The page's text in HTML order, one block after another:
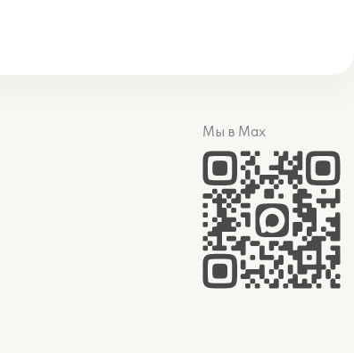
Мы в Max